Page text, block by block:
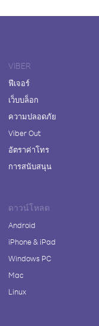
VIBER
ฟีเจอร์
เว็บบล็อก
ความปลอดภัย
Viber Out
อัตราค่าโทร
การสนับสนุน
ดาวน์โหลด
Android
iPhone & iPad
Windows PC
Mac
Linux